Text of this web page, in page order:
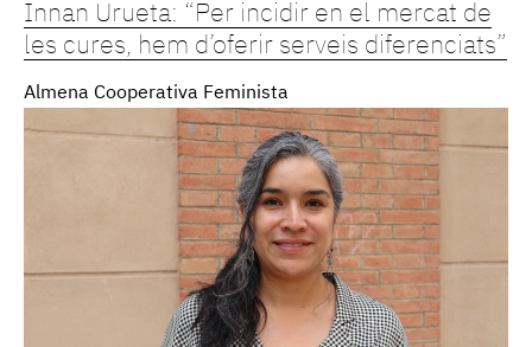
Innan Urueta: “Per incidir en el mercat de
les cures, hem d’oferir serveis diferenciats”
Almena Cooperativa Feminista